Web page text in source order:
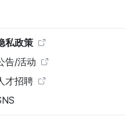
私政策
告/活动
才招聘